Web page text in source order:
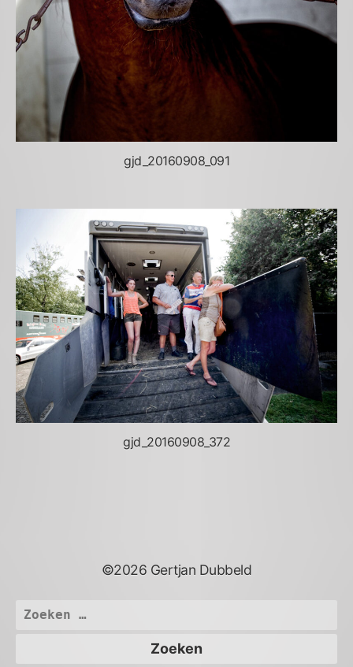
gjd_20160908_091
gjd_20160908_372
©2026 Gertjan Dubbeld
Zoeken